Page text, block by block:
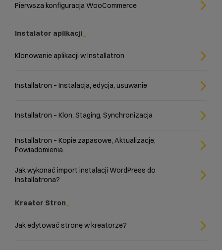
Pierwsza konfiguracja WooCommerce
Instalator aplikacji
Klonowanie aplikacji w Installatron
Installatron – Instalacja, edycja, usuwanie
Installatron – Klon, Staging, Synchronizacja
Installatron – Kopie zapasowe, Aktualizacje,
Powiadomienia
Jak wykonać import instalacji WordPress do
Installatrona?
Kreator Stron
Jak edytować stronę w kreatorze?